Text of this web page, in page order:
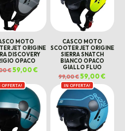
MOTO
JET ORIGINE
DISCOVERY
OPACO
€ Il
prezzo
era:
99,00 €.
59,00€Il
prezzo
attuale
è:
59,00 €.
CASCO MOTO
SCOOTER JET ORIGINE
SIERRA SNATCH
BIANCO OPACO
GIALLO FLUO
99,00€ Il
prezzo
originale
era:
99,00 €.
59,00€
59,00
OFFERTA! IN OFFERTA!